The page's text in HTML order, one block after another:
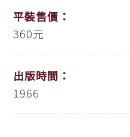
平裝售價：
360元
出版時間：
1966